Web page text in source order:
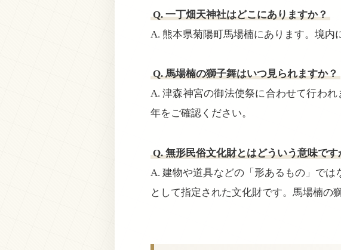
Q. 一丁畑天神社はどこにありますか？
A. 熊本県菊陽町馬場楠にあります。境内
Q. 馬場楠の獅子舞はいつ見られますか？
A. 津森神宮の御法使祭に合わせて行わ
年をご確認ください。
Q. 無形民俗文化財とはどういう意味です
A. 建物や道具などの「形あるもの」で
として指定された文化財です。馬場楠の